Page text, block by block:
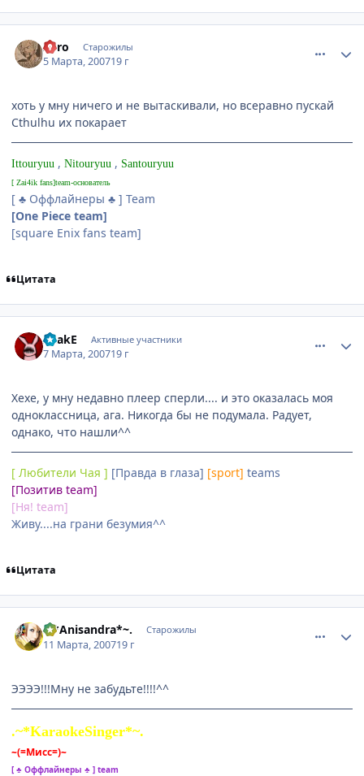
Zoro Старожилы
5 Марта, 200719 г
хоть у мну ничего и не вытаскивали, но всеравно пускай
Cthulhu их покарает
Ittouryuu , Nitouryuu , Santouryuu
[ Zai4ik fans]team-основатель
[ ♣ Оффлайнеры ♣ ] Team
[One Piece team]
[square Enix fans team]
Цитата
ShakE Активные участники
7 Марта, 200719 г
Хехе, у мну недавно плеер сперли.... и это оказалась моя
одноклассница, ага. Никогда бы не подумала. Радует,
однако, что нашли^^
[ Любители Чая ] [Правда в глаза] [sport] teams
[Позитив team]
[Ня! team]
Живу....на грани безумия^^
Цитата
.~*Anisandra*~. Старожилы
11 Марта, 200719 г
ЭЭЭЭ!!!Мну не забудьте!!!!^^
.~*KaraokeSinger*~.
~(=Мисс=)~
[ ♣ Оффлайнеры ♣ ] team